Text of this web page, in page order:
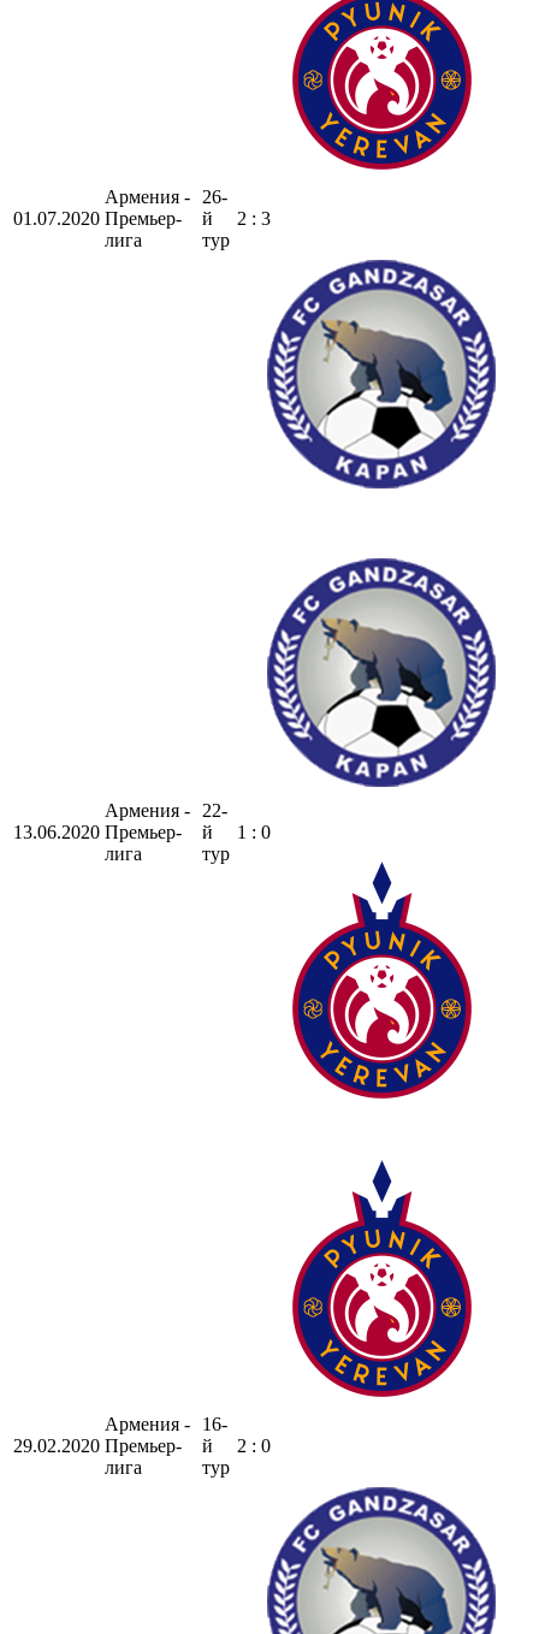
01.07.2020
Армения -
Премьер-
лига
26-
й
тур
2 : 3
13.06.2020
Армения -
Премьер-
лига
22-
й
тур
1 : 0
29.02.2020
Армения -
Премьер-
лига
16-
й
тур
2 : 0